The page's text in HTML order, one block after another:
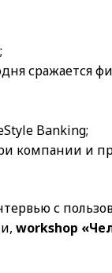
сражается
Banking;
компании и
с
workshop